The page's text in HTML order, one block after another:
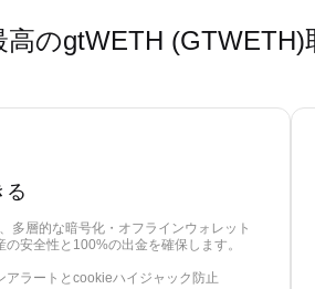
高のgtWETH
る
多層的な暗号化・オフラインウォレット
安全性と100%の出金を確保します。
アラートとcookieハイジャック防止